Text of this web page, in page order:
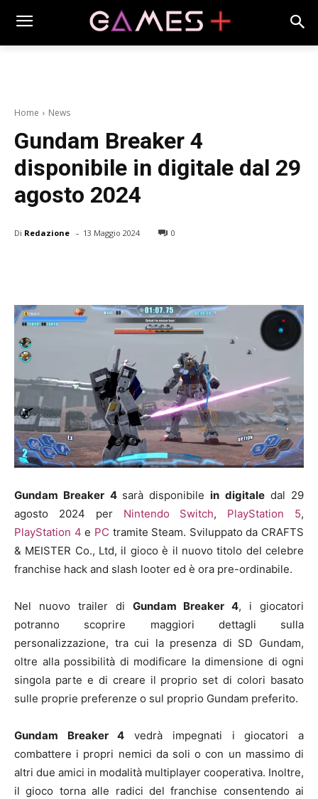
Home News
Gundam Breaker 4
disponibile in digitale dal 29
agosto 2024
Di Redazione - 13 Maggio 2024 0
Gundam Breaker 4 sarà disponibilein digitaledal 29
agosto 2024 per Nintendo Switch, PlayStation 5,
PlayStation 4 e PC tramite Steam. Sviluppato da CRAFTS
& MEISTER Co., Ltd, il gioco è il nuovo titolo del celebre
franchise hack and slash looter ed è ora pre-ordinabile.
Nel nuovo trailer di Gundam Breaker 4, i giocatori
potranno scoprire maggiori dettagli sulla
personalizzazione, tra cui la presenza di SD Gundam,
oltre alla possibilità di modificare la dimensione di ogni
singola parte e di creare il proprio set di colori basato
sulle proprie preferenze o sul proprio Gundam preferito.
Gundam Breaker 4 vedrà impegnati i giocatori a
combattere i propri nemici da soli o con un massimo di
altri due amici in modalità multiplayer cooperativa. Inoltre,
il gioco torna alle radici del franchise consentendo ai